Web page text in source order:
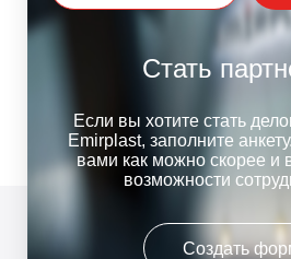
Стать
Если вы хотите стать
Emirplast, заполните
вами как можно скорее и
возможности
Создать